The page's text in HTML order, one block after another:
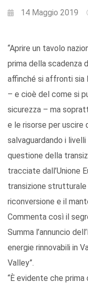
14 Maggio 2019
“Aprire un tavolo
prima della scadenza
affinché si affronti sia
– e cioè del come si
sicurezza – ma
e le risorse per
salvaguardando i
questione della
tracciate dall’Unione
transizione
riconversione e il
Commenta così il
Summa l’annuncio
energie rinnovabili in
Valley”.
“È evidente che